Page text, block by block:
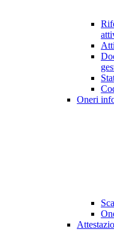
Oneri